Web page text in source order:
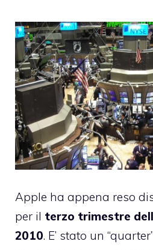
Apple ha appena reso
per il terzo trimestre
2010. E’ stato un